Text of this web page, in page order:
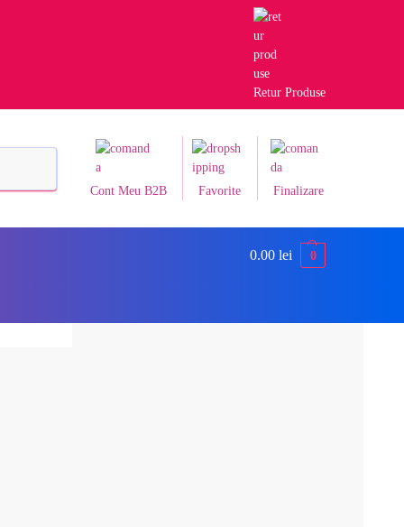
Retur Produse
Cont Meu B2B Favorite Finalizare
0.00 lei 0